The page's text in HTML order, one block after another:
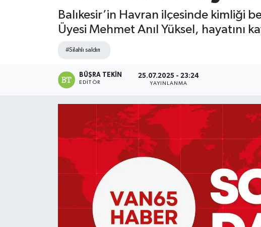
Balıkesir’in Havran ilçesinde kimliği
Üyesi Mehmet Anıl Yüksel, hayatını
#Silahlı saldırı
BÜŞRA TEKIN
EDITÖR
25.07.2025 - 23:24
YAYINLANMA